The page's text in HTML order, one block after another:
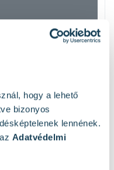
hogy a lehető
bizonyos
lennének.
Adatvédelmi